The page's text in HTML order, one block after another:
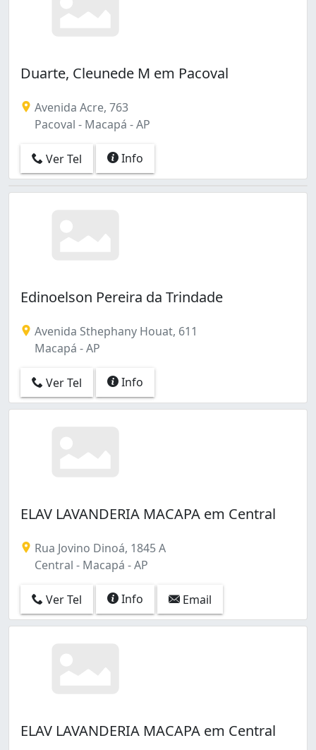
Duarte, Cleunede M em Pacoval
Avenida Acre, 763
Pacoval - Macapá - AP
Ver Tel Info
Edinoelson Pereira da Trindade
Avenida Sthephany Houat, 611
Macapá - AP
Ver Tel Info
ELAV LAVANDERIA MACAPA em Central
Rua Jovino Dinoá, 1845 A
Central - Macapá - AP
Ver Tel Info Email
ELAV LAVANDERIA MACAPA em Central